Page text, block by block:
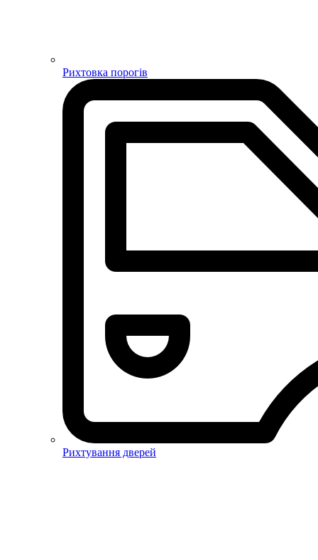
Рихтовка порогів
Рихтування дверей